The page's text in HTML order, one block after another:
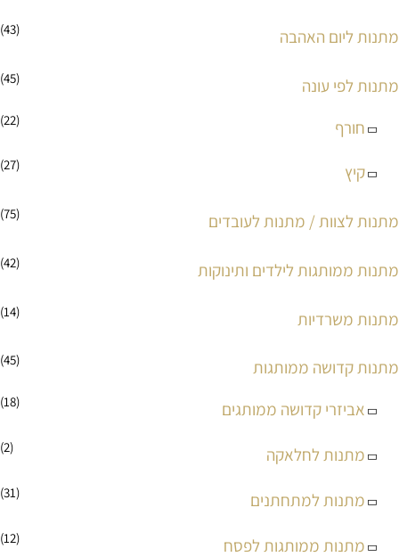
מתנות ליום האהבה (43)
מתנות לפי עונה (45)
חורף (22)
קיץ (27)
מתנות לצוות / מתנות לעובדים (75)
מתנות ממותגות לילדים ותינוקות (42)
מתנות משרדיות (14)
מתנות קדושה ממותגות (45)
אביזרי קדושה ממותגים (18)
מתנות לחלאקה (2)
מתנות למתחתנים (31)
מתנות ממותגות לפסח (12)